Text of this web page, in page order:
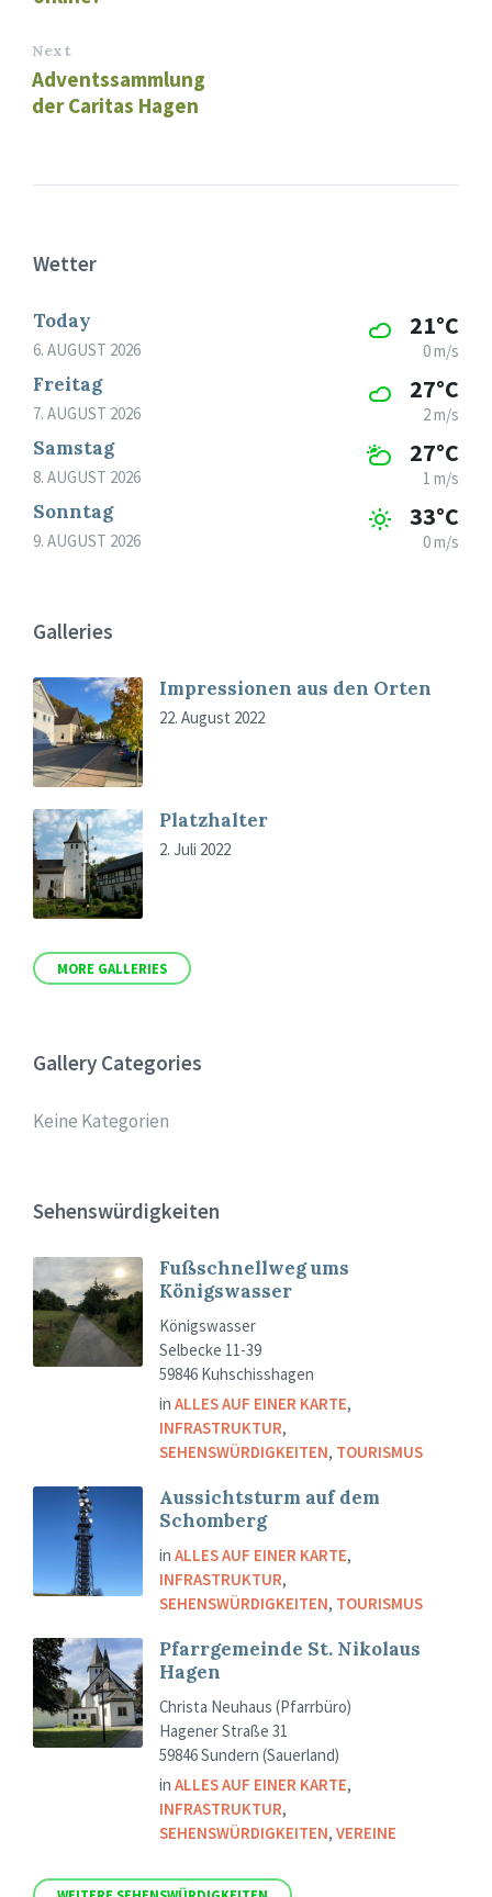
Next
Adventssammlung
der Caritas Hagen
Wetter
Today
6. AUGUST 2026
21°C
0 m/s
Freitag
7. AUGUST 2026
27°C
2 m/s
Samstag
8. AUGUST 2026
27°C
1 m/s
Sonntag
9. AUGUST 2026
33°C
0 m/s
Galleries
Impressionen aus den Orten
22. August 2022
Platzhalter
2. Juli 2022
MORE GALLERIES
Gallery Categories
Keine Kategorien
Sehenswürdigkeiten
Fußschnellweg ums
Königswasser
Königswasser
Selbecke 11-39
59846 Kuhschisshagen
in ALLES AUF EINER KARTE,
INFRASTRUKTUR,
SEHENSWÜRDIGKEITEN, TOURISMUS
Aussichtsturm auf dem
Schomberg
in ALLES AUF EINER KARTE,
INFRASTRUKTUR,
SEHENSWÜRDIGKEITEN, TOURISMUS
Pfarrgemeinde St. Nikolaus
Hagen
Christa Neuhaus (Pfarrbüro)
Hagener Straße 31
59846 Sundern (Sauerland)
in ALLES AUF EINER KARTE,
INFRASTRUKTUR,
SEHENSWÜRDIGKEITEN, VEREINE